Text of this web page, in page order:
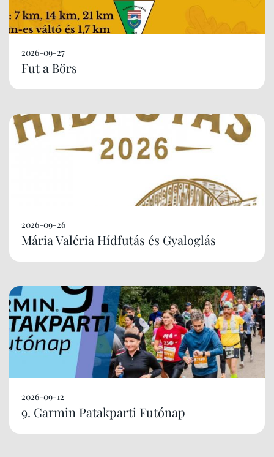
2026-09-27
Fut a Börs
2026-09-26
Mária Valéria Hídfutás és Gyaloglás
2026-09-12
9. Garmin Patakparti Futónap